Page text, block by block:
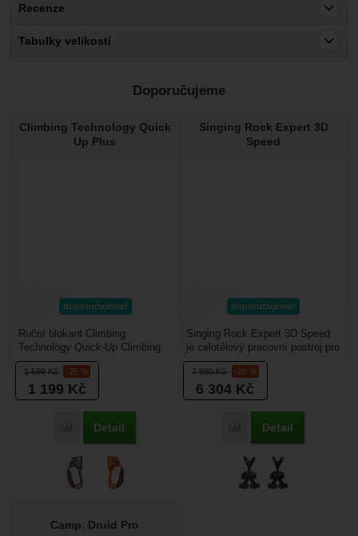
Recenze
Nebyla přidána žádná recenze.
Tabulky velikostí
Doporučujeme
Climbing Technology Quick
Up Plus
doporučujeme!
1 599Kč -25 %
1 199 Kč
Porovnat
Detail
Ruční blokant Climbing
Technology Quick-Up Climbing
Technology Quick-Up je
ergonomický ruční blokant...
Singing Rock Expert 3D
Speed
doporučujeme!
7 880Kč -20 %
6 304 Kč
Porovnat
Detail
Singing Rock Expert 3D Speed
je celotělový pracovní postroj pro
lanový přístup, polohování,
zachycení...
Camp. Druid Pro